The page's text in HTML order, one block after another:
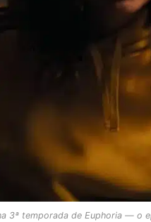
3ª temporada de Euphoria — o